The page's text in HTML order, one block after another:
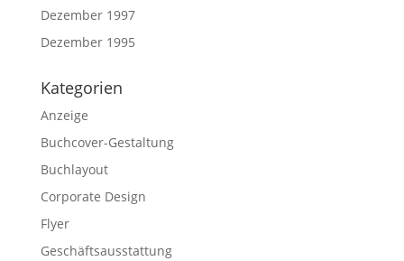
Dezember 1997
Dezember 1995
Kategorien
Anzeige
Buchcover-Gestaltung
Buchlayout
Corporate Design
Flyer
Geschäftsausstattung